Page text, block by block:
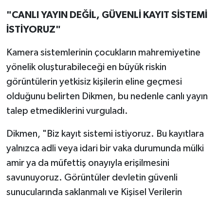
"CANLI YAYIN DEĞİL, GÜVENLİ KAYIT SİSTEMİ
İSTİYORUZ"
Kamera sistemlerinin çocukların mahremiyetine
yönelik oluşturabileceği en büyük riskin
görüntülerin yetkisiz kişilerin eline geçmesi
olduğunu belirten Dikmen, bu nedenle canlı yayın
talep etmediklerini vurguladı.
Dikmen, "Biz kayıt sistemi istiyoruz. Bu kayıtlara
yalnızca adli veya idari bir vaka durumunda mülki
amir ya da müfettiş onayıyla erişilmesini
savunuyoruz. Görüntüler devletin güvenli
sunucularında saklanmalı ve Kişisel Verilerin